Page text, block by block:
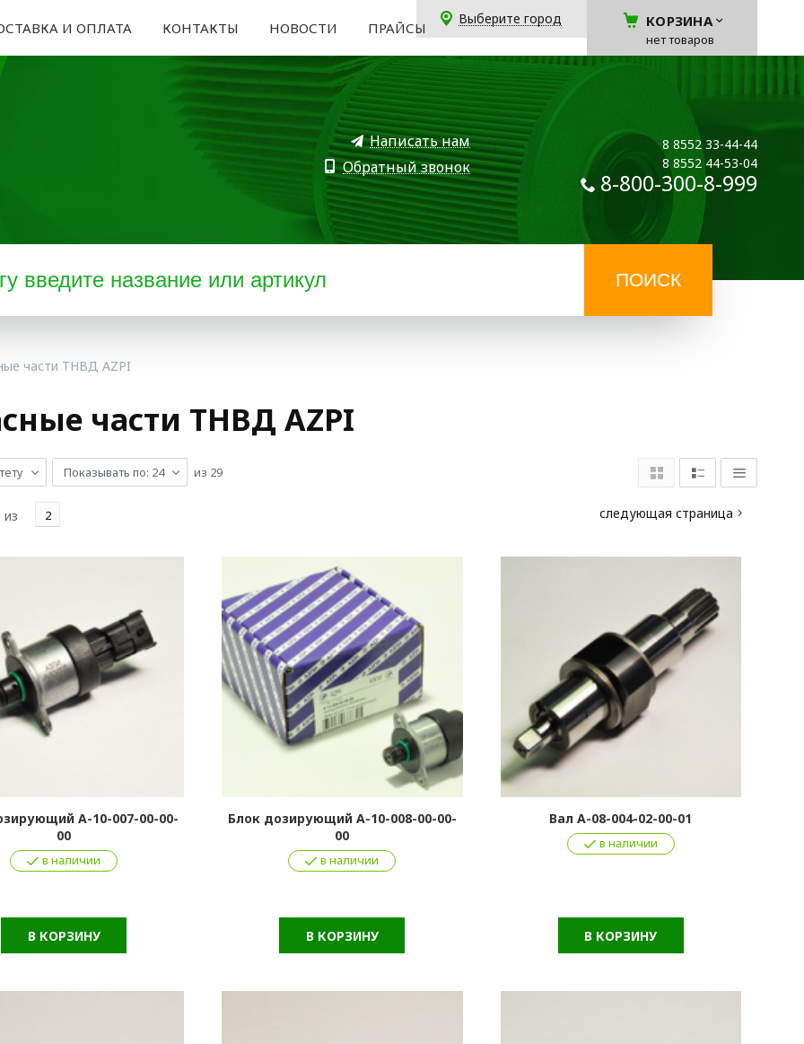
И ОПЛАТА КОНТАКТЫ НОВОСТИ ПРАЙСЫ
Выберите город КОРЗИНА
нет товаров
Написать нам
Обратный звонок
8 8552 33-44-44
8 8552 44-53-04
8-800-300-8-999
части ТНВД AZPI
части ТНВД AZPI
Показывать по: 24 из 29
из 2 следующая страница
А-10-007-00-00-
00
в наличии
В КОРЗИНУ
Блок дозирующий А-10-008-00-00-
00
в наличии
В КОРЗИНУ
Вал А-08-004-02-00-01
в наличии
В КОРЗИНУ